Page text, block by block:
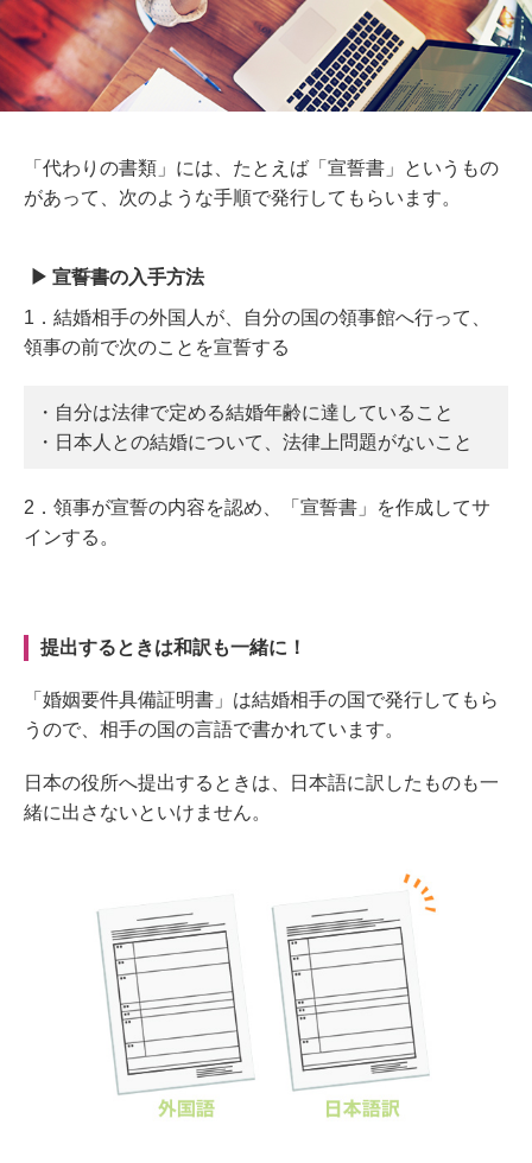
「代わりの書類」には、たとえば「宣誓書」というもの
があって、次のような手順で発行してもらいます。
宣誓書の入手方法
1．結婚相手の外国人が、自分の国の領事館へ行って、
領事の前で次のことを宣誓する
・自分は法律で定める結婚年齢に達していること
・日本人との結婚について、法律上問題がないこと
2．領事が宣誓の内容を認め、「宣誓書」を作成してサ
インする。
提出するときは和訳も一緒に！
「婚姻要件具備証明書」は結婚相手の国で発行してもら
うので、相手の国の言語で書かれています。
日本の役所へ提出するときは、日本語に訳したものも一
緒に出さないといけません。